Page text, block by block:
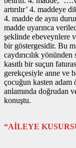
artırılır’ 4. maddeye
4. madde de aynı
madde uyarınca
şeklinde ebeveynlere
bir göstergesidir. Bu
caydırıcılık
kasıtlı bir suçun
gerekçesiyle anne ve
çocuğun kasten adam
anlamında doğrudan
konuştu.
“AİLEYE